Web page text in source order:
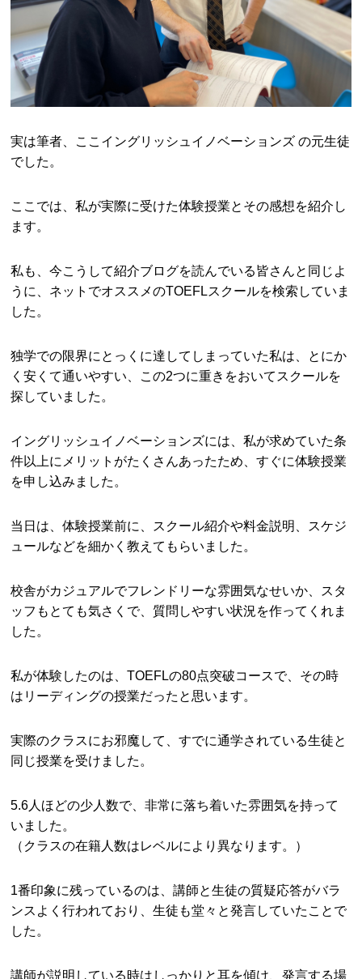
実は筆者、ここイングリッシュイノベーションズ の元生徒
でした。
ここでは、私が実際に受けた体験授業とその感想を紹介し
ます。
私も、今こうして紹介ブログを読んでいる皆さんと同じよ
うに、ネットでオススメのTOEFLスクールを検索していま
した。
独学での限界にとっくに達してしまっていた私は、とにか
く安くて通いやすい、この2つに重きをおいてスクールを
探していました。
イングリッシュイノベーションズには、私が求めていた条
件以上にメリットがたくさんあったため、すぐに体験授業
を申し込みました。
当日は、体験授業前に、スクール紹介や料金説明、スケジ
ュールなどを細かく教えてもらいました。
校舎がカジュアルでフレンドリーな雰囲気なせいか、スタ
ッフもとても気さくで、質問しやすい状況を作ってくれま
した。
私が体験したのは、TOEFLの80点突破コースで、その時
はリーディングの授業だったと思います。
実際のクラスにお邪魔して、すでに通学されている生徒と
同じ授業を受けました。
5.6人ほどの少人数で、非常に落ち着いた雰囲気を持って
いました。
（クラスの在籍人数はレベルにより異なります。）
1番印象に残っているのは、講師と生徒の質疑応答がバラ
ンスよく行われており、生徒も堂々と発言していたことで
した。
講師が説明している時はしっかりと耳を傾け、発言する場